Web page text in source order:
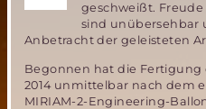
geschweißt.
sind unübersehbar
Anbetracht der geleisteten
Begonnen hat die Fertigung
2014 unmittelbar nach dem
MIRIAM-2-Engineering-